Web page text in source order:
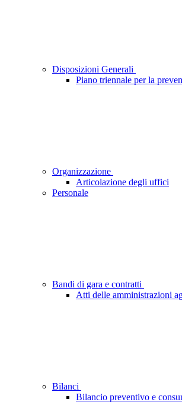
Disposizioni Generali
Piano triennale per la
Organizzazione
Articolazione degli uffici
Personale
Bandi di gara e contratti
Atti delle amministrazioni
Bilanci
Bilancio preventivo e